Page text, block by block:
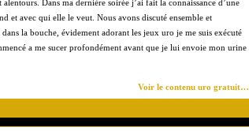
Dans ma dernière soirée j’ai fait la connaissance d’une
et avec qui elle le veut. Nous avons discuté ensemble et
la bouche, évidement adorant les jeux uro je me suis exécuté
a me sucer profondément avant que je lui envoie mon urine
Voir le contenu uro gratuit…